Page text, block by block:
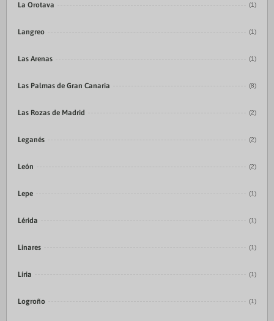
La Orotava (1)
Langreo (1)
Las Arenas (1)
Las Palmas de Gran Canaria (8)
Las Rozas de Madrid (2)
Leganés (2)
León (2)
Lepe (1)
Lérida (1)
Linares (1)
Líria (1)
Logroño (1)